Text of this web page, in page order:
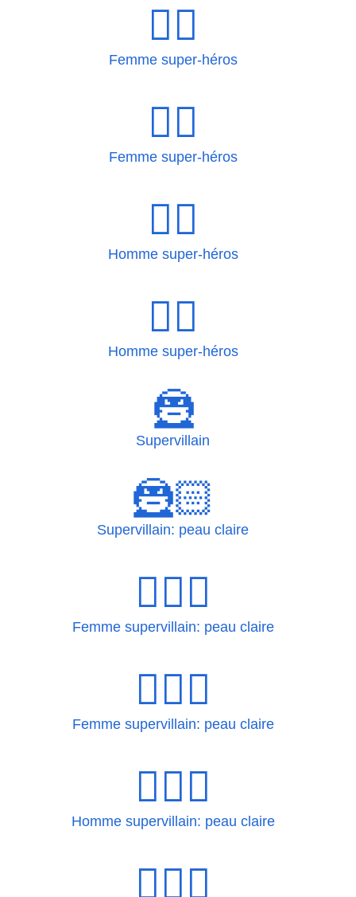
🦸‍♀
Femme super-héros
🦸‍♀️
Femme super-héros
🦸‍♂
Homme super-héros
🦸‍♂️
Homme super-héros
🦹
Supervillain
🦹🏻
Supervillain: peau claire
🦹🏻‍♀
Femme supervillain: peau claire
🦹🏻‍♀️
Femme supervillain: peau claire
🦹🏻‍♂
Homme supervillain: peau claire
🦹🏻‍♂️